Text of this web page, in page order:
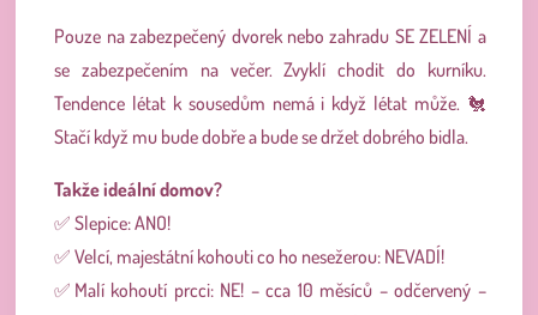
Pouze na zabezpečený dvorek nebo zahradu SE ZELENÍ a
se zabezpečením na večer. Zvyklí chodit do kurníku.
Tendence létat k sousedům nemá i když létat může. 🐔
Stačí když mu bude dobře a bude se držet dobrého bidla.
Takže ideální domov?
✅ Slepice: ANO!
✅ Velcí, majestátní kohouti co ho nesežerou: NEVADÍ!
✅Malí kohoutí prcci: NE! – cca 10 měsíců – odčervený –